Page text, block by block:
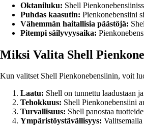
Oktaniluku: Shell
Puhdas kaasutin: Pienkonebensiini
Vähemmän haitallisia päästöjä:
Pitempi säilyvyysaika:
Miksi Valita Shell
Kun valitset Shell Pienkonebensiinin, voit
Laatu: Shell on tunnettu laadustaan
Tehokkuus: Shell Pienkonebensiini
Turvallisuus: Shell panostaa
Ympäristöystävällisyys: